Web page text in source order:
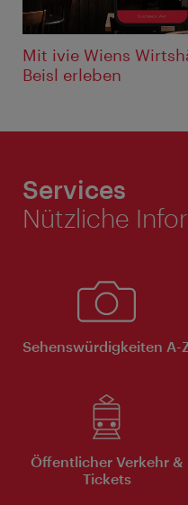
Mit ivie Wiens
Beisl erleben
Services
Nützliche
Sehenswürdigkeiten A-
Öffentlicher Verkehr &
Tickets